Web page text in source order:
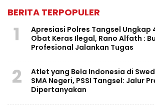
BERITA TERPOPULER
1
Apresiasi Polres Tangsel Ungkap
Obat Keras Ilegal, Rano Alfath :
Profesional Jalankan Tugas
2
Atlet yang Bela Indonesia di
SMA Negeri, PSSI Tangsel: Jalur
Dipertanyakan